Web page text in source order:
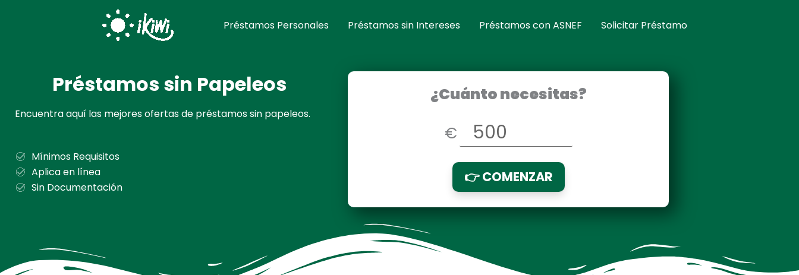
Préstamos Personales Préstamos sin Intereses Préstamos con ASNEF Solicitar Préstamo
Préstamos sin Papeleos
Encuentra aquí las mejores ofertas de préstamos sin papeleos.
Mínimos Requisitos
Aplica en línea
Sin Documentación
¿Cuánto necesitas?
€
👉 COMENZAR